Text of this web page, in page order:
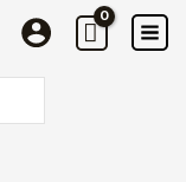
D'Addario
Baixo